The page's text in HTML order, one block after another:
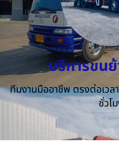
บริการขน
ทีมงานมืออาชีพ ตรงต่อเวล
ชั่วโ